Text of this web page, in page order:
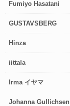
Fumiyo Hasatani
GUSTAVSBERG
Hinza
iittala
Irma イヤマ
Johanna Gullichsen